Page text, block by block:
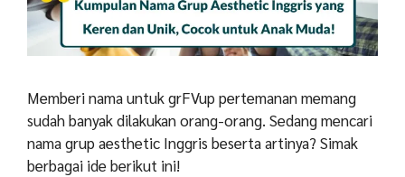
Memberi nama untuk grFVup pertemanan memang
sudah banyak dilakukan orang-orang. Sedang mencari
nama grup aesthetic Inggris beserta artinya? Simak
berbagai ide berikut ini!